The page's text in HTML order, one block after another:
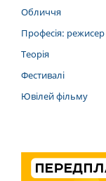
Обличчя
Професія: режисер
Теорія
Фестивалі
Ювілей фільму